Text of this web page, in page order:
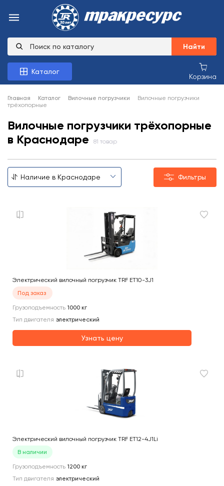
Найти
Каталог
Корзина
Главная Каталог Вилочные погрузчики
Вилочные погрузчики
трёхопорные
Вилочные погрузчики трёхопорные
в Краснодаре
81 товар
Фильтры
Электрический вилочный погрузчик TRF ET10-3J1
Под заказ
Грузоподъемность 1000 кг
Тип двигателя электрический
Узнать цену
Электрический вилочный погрузчик TRF ET12-4J1Li
В наличии
Грузоподъемность 1200 кг
Тип двигателя электрический